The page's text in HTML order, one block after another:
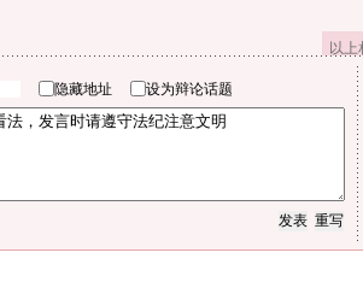
以
隐藏地址 设为辩论话题